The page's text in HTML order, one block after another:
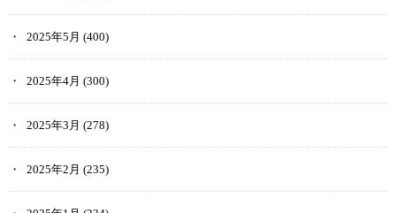
2025年5月 (400)
2025年4月 (300)
2025年3月 (278)
2025年2月 (235)